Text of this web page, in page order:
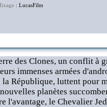
: LucasFilm
des Clones, un conflit à
immenses armées
la République, luttent pour
planètes
l'avantage, le Chevalier